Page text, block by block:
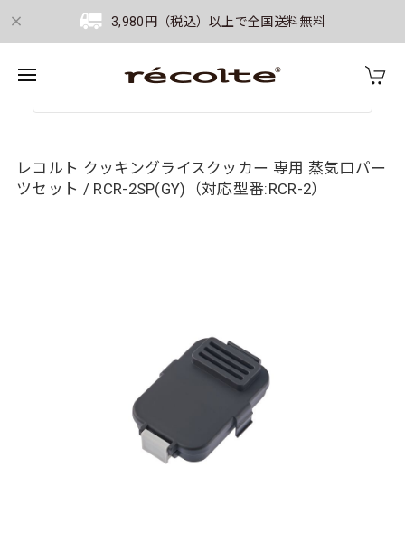
3,980円（税込）以上で全国送料無料
レコルト クッキングライスクッカー 専用 蒸気口パー
ツセット / RCR-2SP(GY)（対応型番:RCR-2）